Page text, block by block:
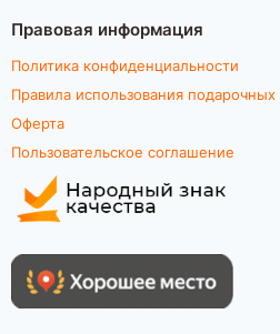
Правовая информация
Политика конфиденциальности
Правила использования подарочных
Оферта
Пользовательское соглашение